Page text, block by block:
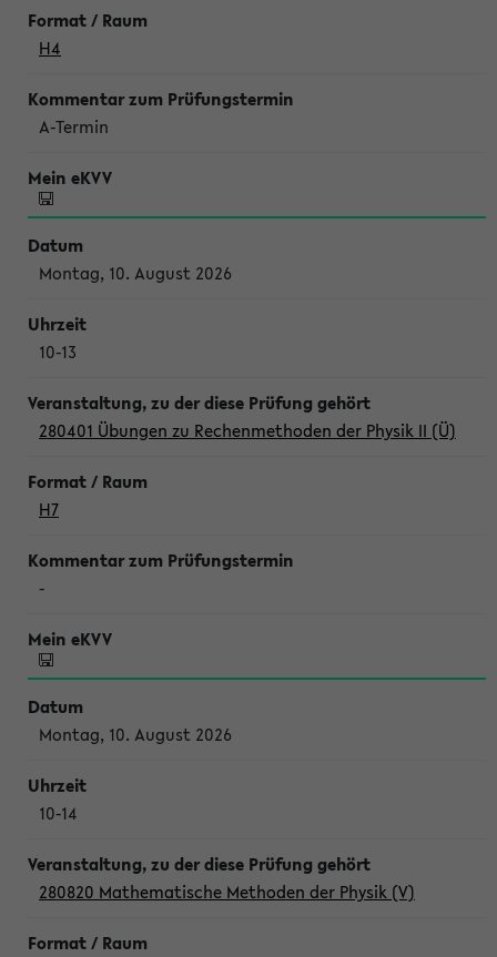
H4
A-Termin
Montag, 10. August 2026
10-13
280401 Übungen zu Rechenmethoden der Physik II (Ü)
H7
-
Montag, 10. August 2026
10-14
280820 Mathematische Methoden der Physik (V)